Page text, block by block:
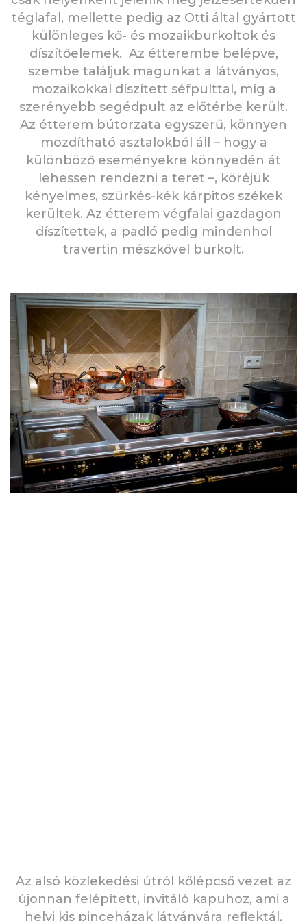
téglafal, mellette pedig az Otti által gyártott
különleges kő- és mozaikburkoltok és
díszítőelemek. Az étterembe belépve,
szembe találjuk magunkat a látványos,
mozaikokkal díszített séfpulttal, míg a
szerényebb segédpult az előtérbe került.
Az étterem bútorzata egyszerű, könnyen
mozdítható asztalokból áll – hogy a
különböző eseményekre könnyedén át
lehessen rendezni a teret –, köréjük
kényelmes, szürkés-kék kárpitos székek
kerültek. Az étterem végfalai gazdagon
díszítettek, a padló pedig mindenhol
travertin mészkővel burkolt.
Az alsó közlekedési útról kőlépcső vezet az
újonnan felépített, invitáló kapuhoz, ami a
helyi kis pinceházak látványára reflektál,